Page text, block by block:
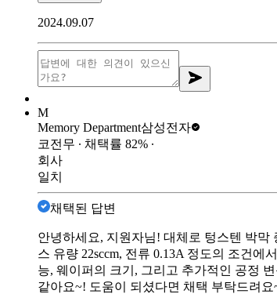
2024.09.07
M
Memory Department삼성전자
코전무 ∙ 채택률 82% ∙
회사
일치
채택된 답변
안녕하세요, 지원자님! 대체로 텅스텐 박막
스 유량 22sccm, 전류 0.13A 정도의 조건
능, 웨이퍼의 크기, 그리고 추가적인 공정
같아요~! 도움이 되셨다면 채택 부탁드려